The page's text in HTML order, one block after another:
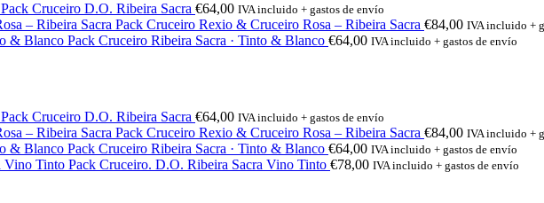
Pack Cruceiro D.O. Ribeira Sacra €64,00 IVA incluido + gastos de envío
Pack Cruceiro Rexio & Cruceiro Rosa – Ribeira Sacra €84,00 IVA incluido +
Pack Cruceiro Ribeira Sacra · Tinto & Blanco €64,00 IVA incluido + gastos de envío
Pack Cruceiro D.O. Ribeira Sacra €64,00 IVA incluido + gastos de envío
Pack Cruceiro Rexio & Cruceiro Rosa – Ribeira Sacra €84,00 IVA incluido +
Pack Cruceiro Ribeira Sacra · Tinto & Blanco €64,00 IVA incluido + gastos de envío
Pack Cruceiro. D.O. Ribeira Sacra Vino Tinto €78,00 IVA incluido + gastos de envío